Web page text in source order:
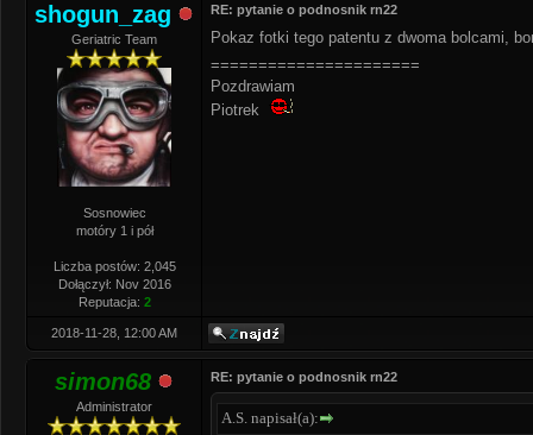
shogun_zag
Geriatric Team
Sosnowiec
motóry 1 i pół
Liczba postów: 2,045
Dołączył: Nov 2016
Reputacja: 2
RE: pytanie o podnosnik rn22
Pokaz fotki tego patentu z dwoma bolcami,
======================
Pozdrawiam
Piotrek
2018-11-28, 12:00 AM
simon68
Administrator
RE: pytanie o podnosnik rn22
A.S. napisał(a):